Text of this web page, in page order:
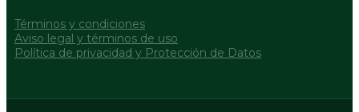
Términos y condiciones
Aviso legal y términos de uso
Política de privacidad y Protección de Datos